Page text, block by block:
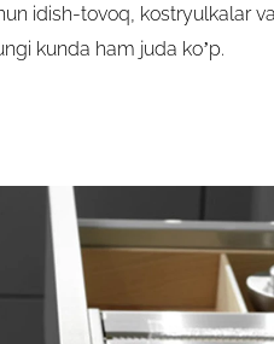
idish-tovoq, kostryulkalar
kunda ham juda ko’p.